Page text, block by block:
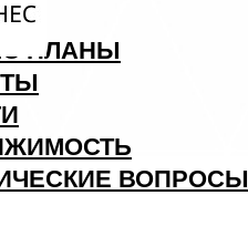
ПЛАНЫ
ВОПРОСЫ